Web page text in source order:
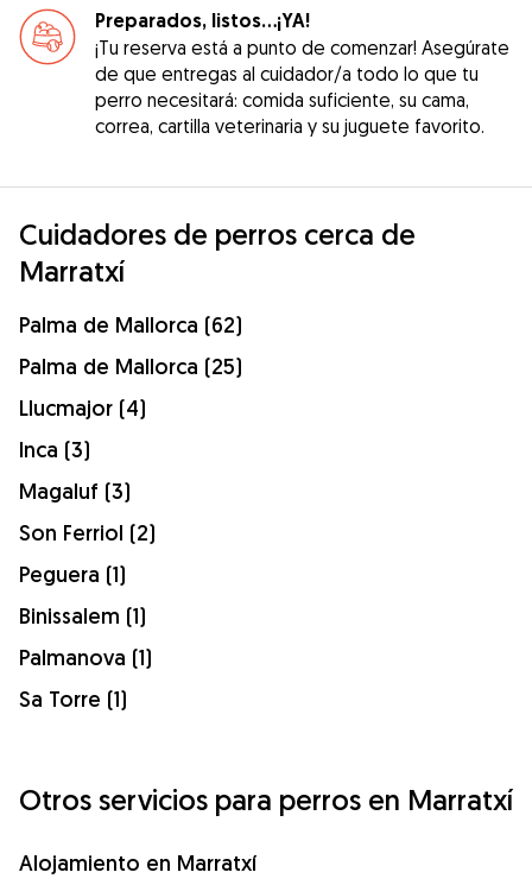
Preparados, listos...¡YA!
¡Tu reserva está a punto de comenzar! Asegúrate
de que entregas al cuidador/a todo lo que tu
perro necesitará: comida suficiente, su cama,
correa, cartilla veterinaria y su juguete favorito.
Cuidadores de perros cerca de
Marratxí
Palma de Mallorca (62)
Palma de Mallorca (25)
Llucmajor (4)
Inca (3)
Magaluf (3)
Son Ferriol (2)
Peguera (1)
Binissalem (1)
Palmanova (1)
Sa Torre (1)
Otros servicios para perros en Marratxí
Alojamiento en Marratxí